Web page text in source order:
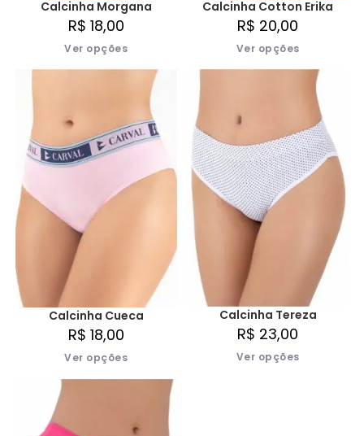
Calcinha Morgana
R$ 18,00
Ver opções
Calcinha Cotton Erika
R$ 20,00
Ver opções
Calcinha Cueca
R$ 18,00
Ver opções
Calcinha Tereza
R$ 23,00
Ver opções